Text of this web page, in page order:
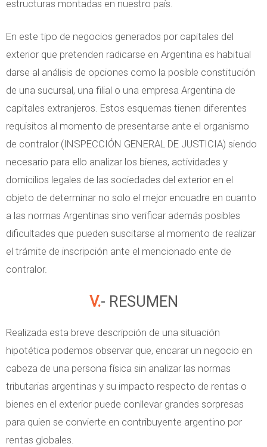
estructuras montadas en nuestro país.
En este tipo de negocios generados por capitales del
exterior que pretenden radicarse en Argentina es habitual
darse al análisis de opciones como la posible constitución
de una sucursal, una filial o una empresa Argentina de
capitales extranjeros. Estos esquemas tienen diferentes
requisitos al momento de presentarse ante el organismo
de contralor (INSPECCIÓN GENERAL DE JUSTICIA) siendo
necesario para ello analizar los bienes, actividades y
domicilios legales de las sociedades del exterior en el
objeto de determinar no solo el mejor encuadre en cuanto
a las normas Argentinas sino verificar además posibles
dificultades que pueden suscitarse al momento de realizar
el trámite de inscripción ante el mencionado ente de
contralor.
V.- RESUMEN
Realizada esta breve descripción de una situación
hipotética podemos observar que, encarar un negocio en
cabeza de una persona física sin analizar las normas
tributarias argentinas y su impacto respecto de rentas o
bienes en el exterior puede conllevar grandes sorpresas
para quien se convierte en contribuyente argentino por
rentas globales.